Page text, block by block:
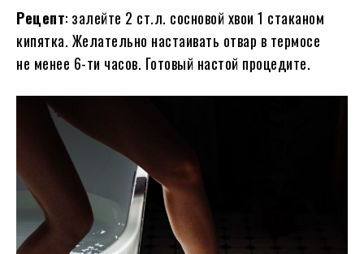
Рецепт: залейте 2 ст.л. сосновой хвои 1 стаканом
кипятка. Желательно настаивать отвар в термосе
не менее 6-ти часов. Готовый настой процедите.